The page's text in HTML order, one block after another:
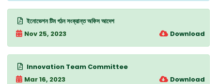
ইনোভেশন টিম গঠন সংক্রান্ত অফিস আদেশ
Nov 25, 2023
Download
Innovation Team Committee
Mar 16, 2023
Download